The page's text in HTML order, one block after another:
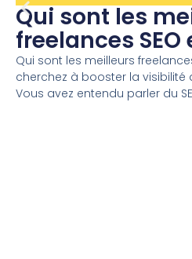
Qui sont les
freelances SEO
Qui sont les meilleurs
cherchez à booster la visibilité
Vous avez entendu parler du